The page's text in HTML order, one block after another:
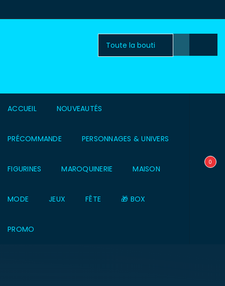
ACCUEIL NOUVEAUTÉS
PRÉCOMMANDE PERSONNAGES & UNIVERS
FIGURINES MAROQUINERIE MAISON
MODE JEUX FÊTE 🎁 BOX
PROMO
0